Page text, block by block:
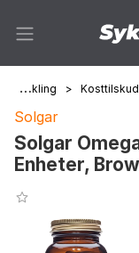
Sykling >
Solgar
Solgar
Enheter,